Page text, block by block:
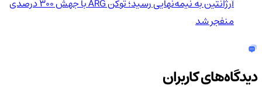
آرژانتین به نیمه‌نهایی رسید؛ توکن ARG با جهش ۳۰۰ درصدی
منفجر شد
دیدگاه‌های کاربران